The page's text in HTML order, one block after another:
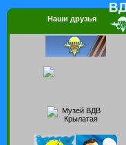
Наши друзья